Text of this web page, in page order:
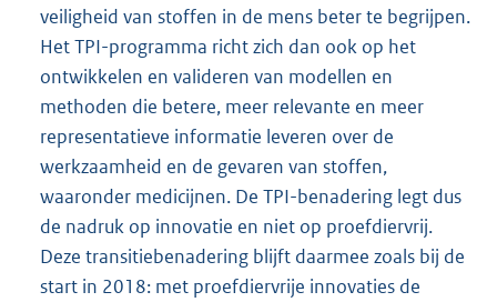
veiligheid van stoffen in de mens beter te begrijpen.
Het TPI-programma richt zich dan ook op het
ontwikkelen en valideren van modellen en
methoden die betere, meer relevante en meer
representatieve informatie leveren over de
werkzaamheid en de gevaren van stoffen,
waaronder medicijnen. De TPI-benadering legt dus
de nadruk op innovatie en niet op proefdiervrij.
Deze transitiebenadering blijft daarmee zoals bij de
start in 2018: met proefdiervrije innovaties de